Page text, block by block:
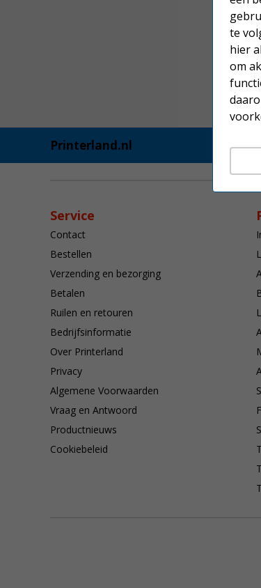
Printerland.nl
Service
Contact
Bestellen
Verzending en bezorging
Betalen
Ruilen en retouren
Bedrijfsinformatie
Over Printerland
Privacy
Algemene Voorwaarden
Vraag en Antwoord
Productnieuws
Cookiebeleid
te
hier
om